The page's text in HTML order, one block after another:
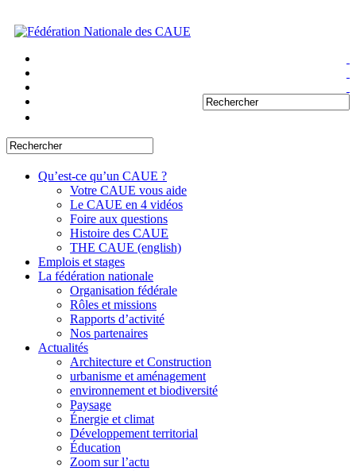
Qu’est-ce qu’un CAUE ?
Votre CAUE vous aide
Le CAUE en 4 vidéos
Foire aux questions
Histoire des CAUE
THE CAUE (english)
Emplois et stages
La fédération nationale
Organisation fédérale
Rôles et missions
Rapports d’activité
Nos partenaires
Actualités
Architecture et Construction
urbanisme et aménagement
environnement et biodiversité
Paysage
Énergie et climat
Développement territorial
Éducation
Zoom sur l’actu